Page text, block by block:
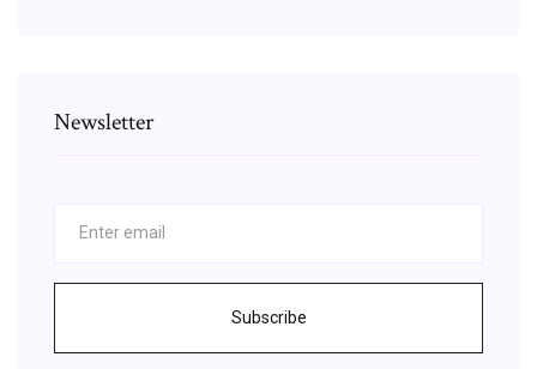
Newsletter
Subscribe